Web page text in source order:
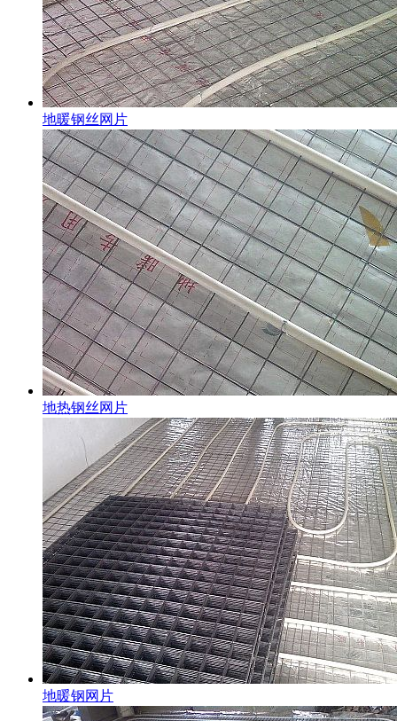
地暖钢丝网片
地热钢丝网片
地暖钢网片